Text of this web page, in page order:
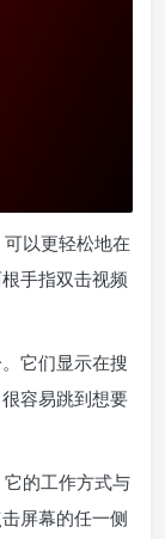
以更轻松地在
手指双击视频
它们显示在搜
容易跳到想要
的工作方式与
屏幕的任一侧